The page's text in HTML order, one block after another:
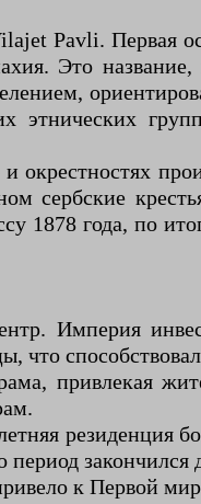
Pavli. Первая
Это название,
этнических
сербские
1878 года, по
Империя
привлекая
резиденция
к Первой